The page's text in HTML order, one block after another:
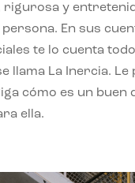
rigurosa y
En sus
te lo cuenta
llama La Inercia. Le
cómo es un buen
ella.